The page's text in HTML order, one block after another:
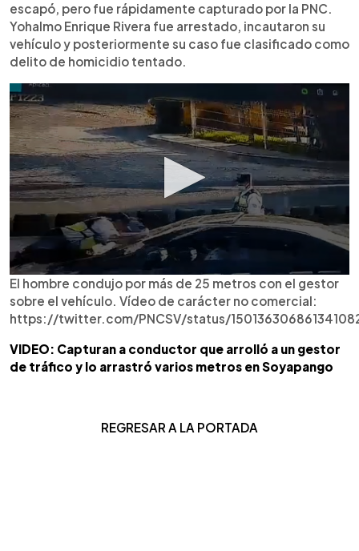
escapó, pero fue rápidamente capturado por la PNC.
Yohalmo Enrique Rivera fue arrestado, incautaron su
vehículo y posteriormente su caso fue clasificado como
delito de homicidio tentado.
El hombre condujo por más de 25 metros con el gestor
sobre el vehículo. Vídeo de carácter no comercial:
https://twitter.com/PNCSV/status/
VIDEO: Capturan a conductor que arrolló a un gestor
de tráfico y lo arrastró varios metros en Soyapango
REGRESAR A LA PORTADA